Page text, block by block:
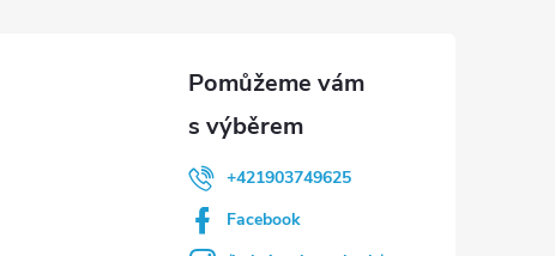
+421903749625
Facebook